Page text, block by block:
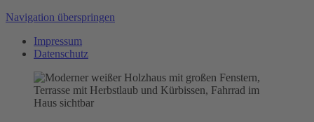
Navigation überspringen
Impressum
Datenschutz